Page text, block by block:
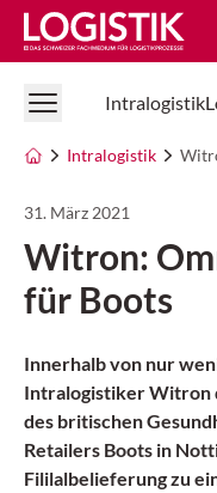
Logistik Online
Intralogistik
Intralogistik
31. März 2021
Witron:
für Boots
Innerhalb von nur
Intralogistiker Witron
des britischen
Retailers Boots in
Fililalbelieferung zu